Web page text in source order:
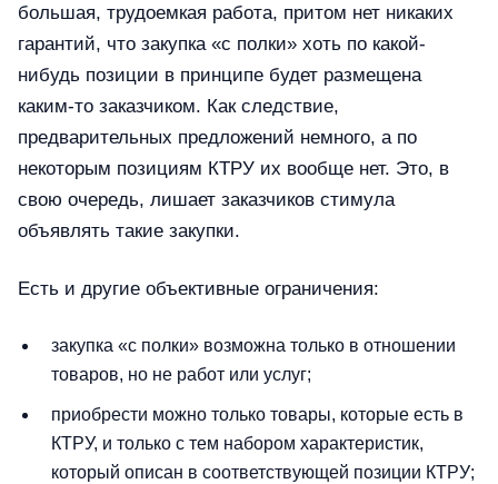
большая, трудоемкая работа, притом нет никаких
гарантий, что закупка «с полки» хоть по какой-
нибудь позиции в принципе будет размещена
каким-то заказчиком. Как следствие,
предварительных предложений немного, а по
некоторым позициям КТРУ их вообще нет. Это, в
свою очередь, лишает заказчиков стимула
объявлять такие закупки.
Есть и другие объективные ограничения:
закупка «с полки» возможна только в отношении
товаров, но не работ или услуг;
приобрести можно только товары, которые есть в
КТРУ, и только с тем набором характеристик,
который описан в соответствующей позиции КТРУ;